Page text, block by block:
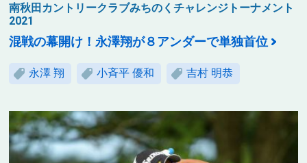
南秋田カントリークラブみちのくチャレンジトーナメント
2021
混戦の幕開け！永澤翔が８アンダーで単独首位
永澤 翔 小斉平 優和 吉村 明恭